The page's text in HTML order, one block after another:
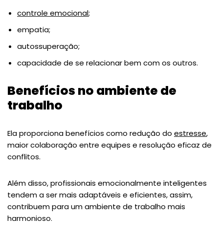
controle emocional;
empatia;
autossuperação;
capacidade de se relacionar bem com os outros.
Benefícios no ambiente de
trabalho
Ela proporciona benefícios como redução do estresse,
maior colaboração entre equipes e resolução eficaz de
conflitos.
Além disso, profissionais emocionalmente inteligentes
tendem a ser mais adaptáveis e eficientes, assim,
contribuem para um ambiente de trabalho mais
harmonioso.